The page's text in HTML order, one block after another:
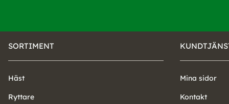
SORTIMENT
Häst
Ryttare
Mina sidor
Kontakt